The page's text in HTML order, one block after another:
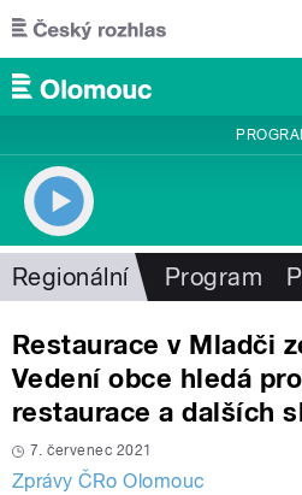
Přejít k hlavnímu obsahu
Regionální Program
Restaurace v Mladči
Vedení obce hledá
restaurace a dalších
7. červenec 2021
Zprávy ČRo Olomouc